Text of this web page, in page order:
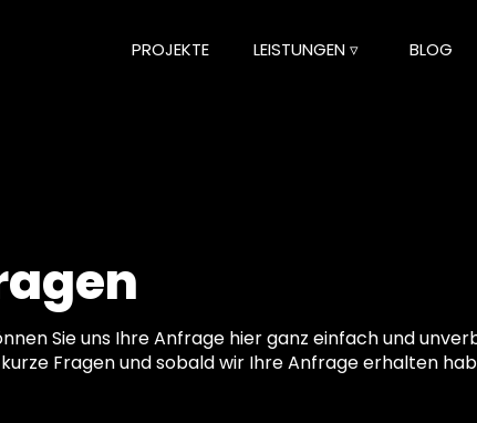
PROJEKTE LEISTUNGEN ▿ BLOG
Sie uns Ihre Anfrage hier ganz einfach und
Fragen und sobald wir Ihre Anfrage erhalten